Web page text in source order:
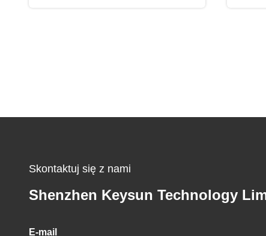
Skontaktuj się z nami
Shenzhen Keysun Technology
E-mail